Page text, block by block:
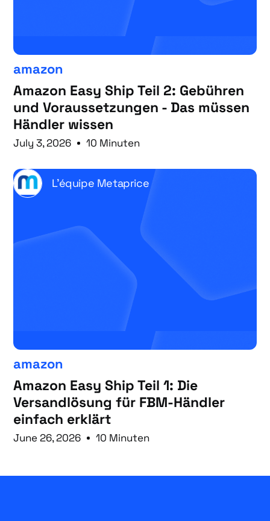
amazon
Amazon Easy Ship Teil 2: Gebühren
und Voraussetzungen - Das müssen
Händler wissen
July 3, 2026 10 Minuten
L'équipe Metaprice
amazon
Amazon Easy Ship Teil 1: Die
Versandlösung für FBM-Händler
einfach erklärt
June 26, 2026 10 Minuten